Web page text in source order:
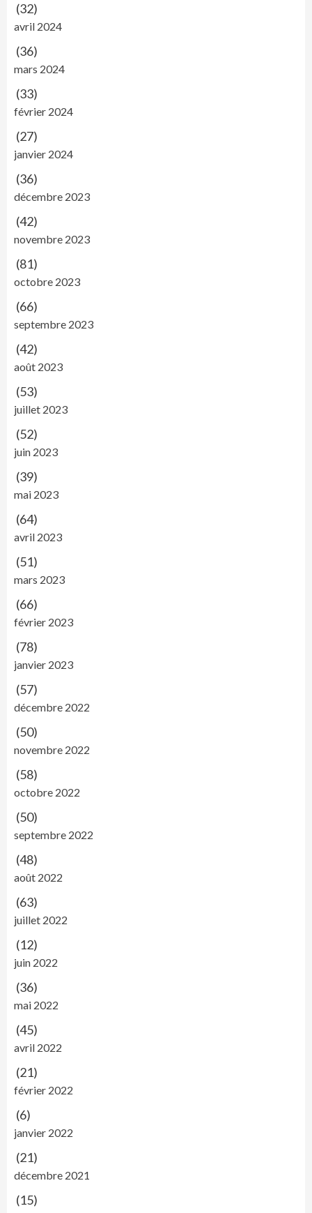
(32)
avril 2024
(36)
mars 2024
(33)
février 2024
(27)
janvier 2024
(36)
décembre 2023
(42)
novembre 2023
(81)
octobre 2023
(66)
septembre 2023
(42)
août 2023
(53)
juillet 2023
(52)
juin 2023
(39)
mai 2023
(64)
avril 2023
(51)
mars 2023
(66)
février 2023
(78)
janvier 2023
(57)
décembre 2022
(50)
novembre 2022
(58)
octobre 2022
(50)
septembre 2022
(48)
août 2022
(63)
juillet 2022
(12)
juin 2022
(36)
mai 2022
(45)
avril 2022
(21)
février 2022
(6)
janvier 2022
(21)
décembre 2021
(15)